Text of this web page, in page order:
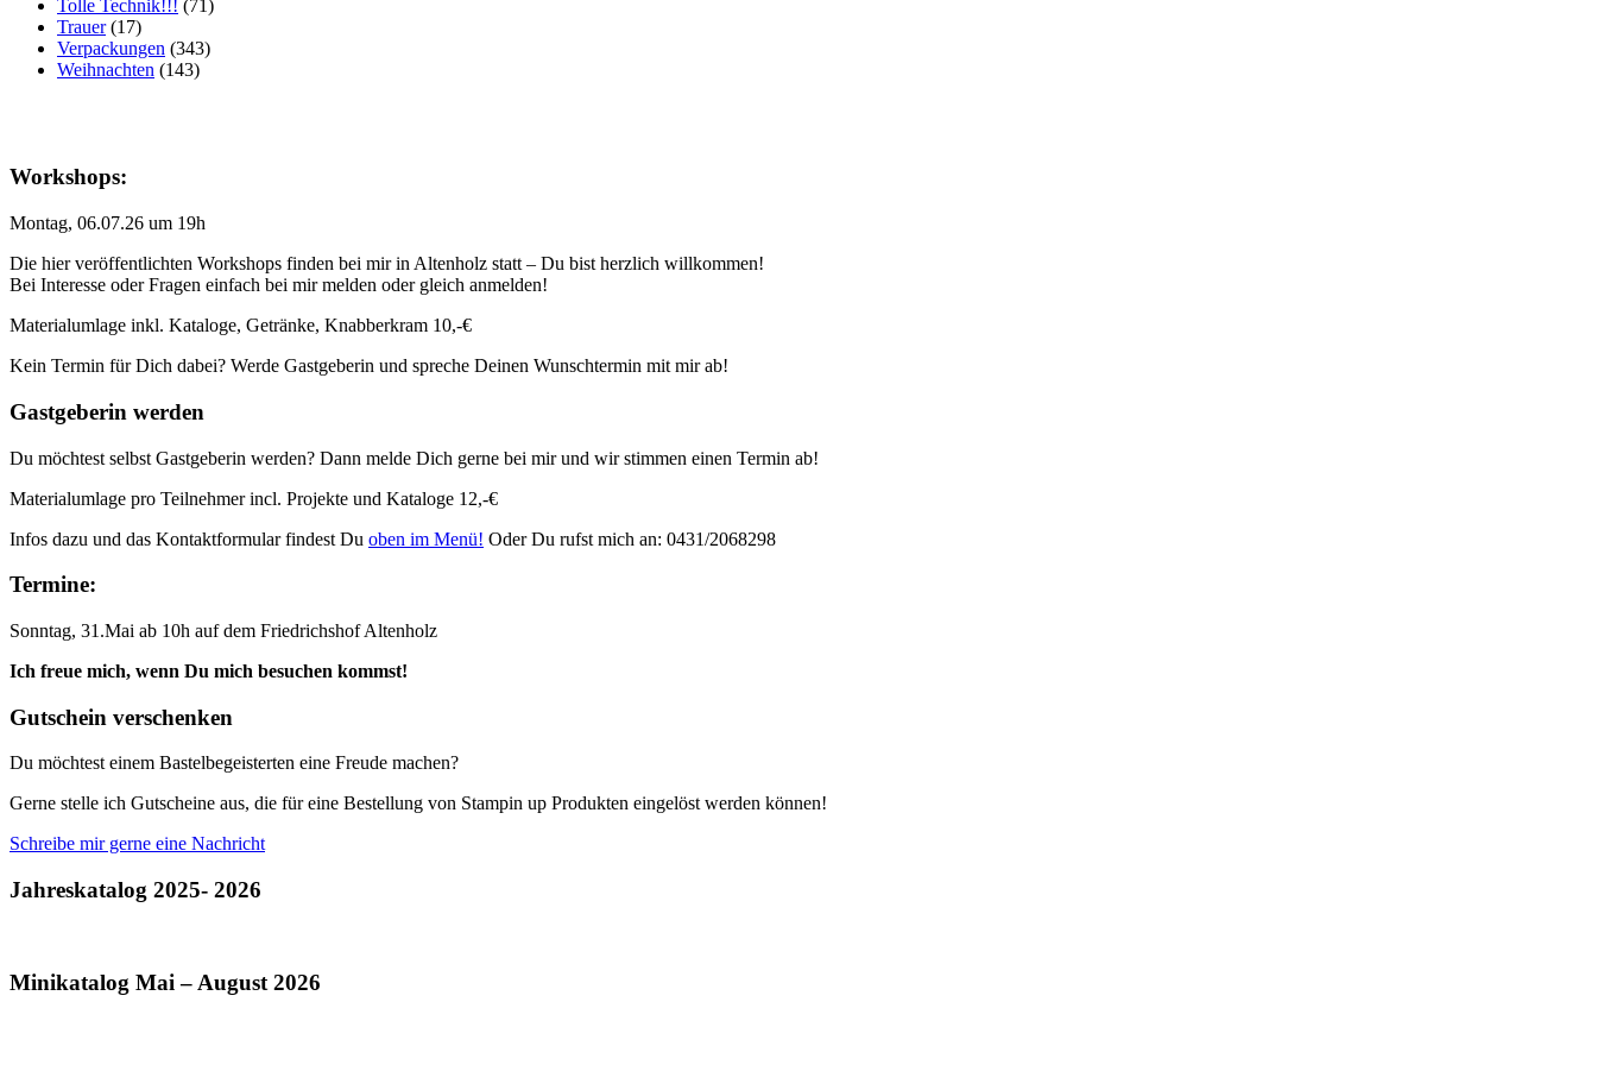
Tolle Technik!!! (71)
Trauer(17)
Verpackungen (343)
Weihnachten (143)
Workshops:
Montag, 06.07.26 um 19h
Die hier veröffentlichten Workshops finden bei mir in Altenholz statt – Du bist herzlich willkommen!
Bei Interesse oder Fragen einfach bei mir melden oder gleich anmelden!
Materialumlage inkl. Kataloge, Getränke, Knabberkram 10,-€
Kein Termin für Dich dabei? Werde Gastgeberin und spreche Deinen Wunschtermin mit mir ab!
Gastgeberin werden
Du möchtest selbst Gastgeberin werden? Dann melde Dich gerne bei mir und wir stimmen einen Termin ab!
Materialumlage pro Teilnehmer incl. Projekte und Kataloge 12,-€
Infos dazu und das Kontaktformular findest Du oben im Menü! Oder Du rufst mich an: 0431/2068298
Termine:
Sonntag, 31.Mai ab 10h auf dem Friedrichshof Altenholz
Ich freue mich, wenn Du mich besuchen kommst!
Gutschein verschenken
Du möchtest einem Bastelbegeisterten eine Freude machen?
Gerne stelle ich Gutscheine aus, die für eine Bestellung von Stampin up Produkten eingelöst werden können!
Schreibe mir gerne eine Nachricht
Jahreskatalog 2025- 2026
Minikatalog Mai – August 2026